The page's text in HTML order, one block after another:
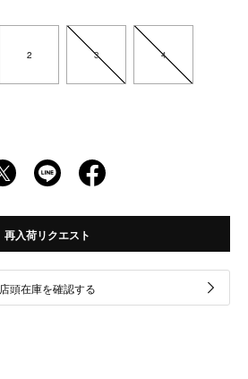
2 3 4
再入荷リクエスト
店頭在庫を確認する